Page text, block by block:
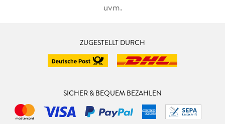
uvm.
ZUGESTELLT DURCH
SICHER & BEQUEM BEZAHLEN